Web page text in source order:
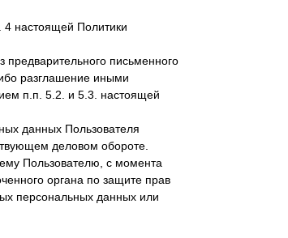
настоящей Политики
письменного
разглашение иными
п.п. 5.2. и 5.3. настоящей
данных Пользователя
деловом обороте.
Пользователю, с момента
органа по защите прав
персональных данных или